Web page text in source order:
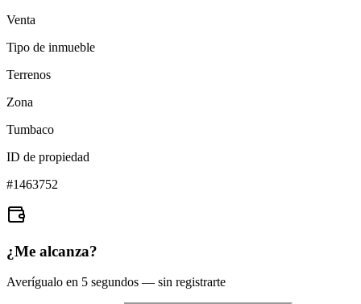
Venta
Tipo de inmueble
Terrenos
Zona
Tumbaco
ID de propiedad
#1463752
¿Me alcanza?
Averígualo en 5 segundos — sin registrarte